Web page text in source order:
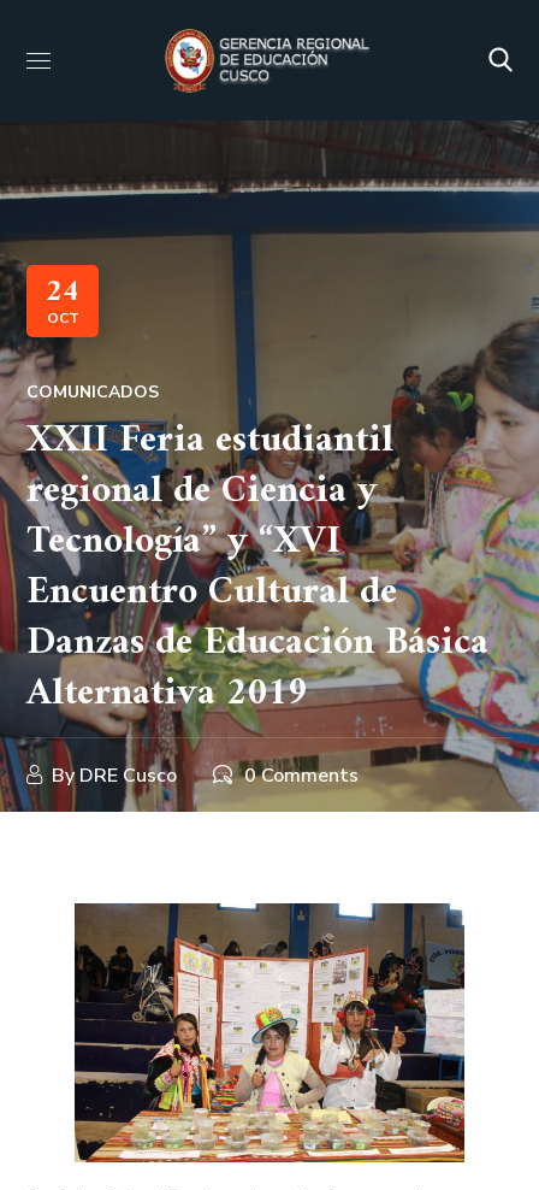
24
OCT
COMUNICADOS
XXII Feria estudiantil
regional de Ciencia y
Tecnología” y “XVI
Encuentro Cultural de
Danzas de Educación Básica
Alternativa 2019
ByDRE Cusco 0 Comments